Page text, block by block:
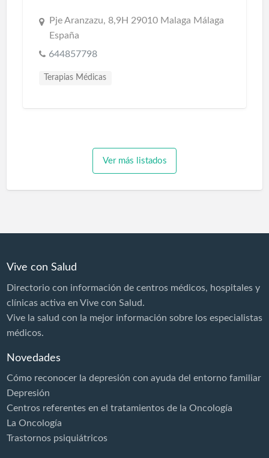
Pje Aranzazu, 8,9H 29010 Malaga Málaga
España
644857798
Terapias Médicas
Ver más listados
Vive con Salud
Directorio con información de centros médicos, hospitales y
clínicas activa en Vive con Salud.
Vive la salud con la mejor información sobre los especialistas
médicos.
Novedades
Cómo reconocer la depresión con ayuda del entorno familiar
Depresión
Centros referentes en el tratamientos de la Oncología
La Oncología
Trastornos psiquiátricos